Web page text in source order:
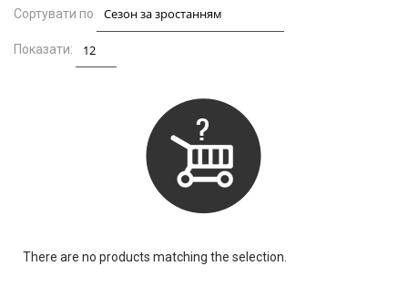
Сортувати по
Показати:
There are no products matching the selection.